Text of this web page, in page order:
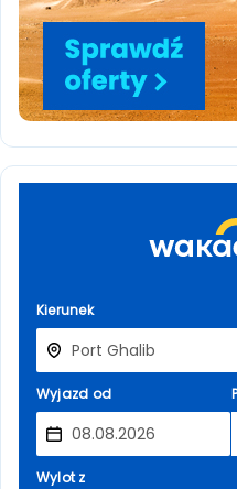
Kierunek
Wyjazd od
Wylot z